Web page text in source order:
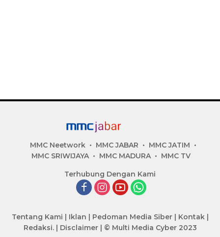
MMC Neetwork MMC JABAR
MMC JATIM
MMC SRIWIJAYA
MMC MADURA MMC TV
Terhubung Dengan Kami
Tentang Kami Iklan Pedoman Media Siber| Kontak|
Redaksi.| Disclaimer| © Multi Media Cyber 2023